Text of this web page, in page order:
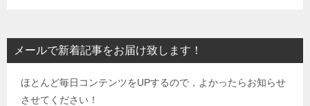
メールで新着記事をお届け致します！
ほとんど毎日コンテンツをUPするので，よかったらお知らせ
させてください！